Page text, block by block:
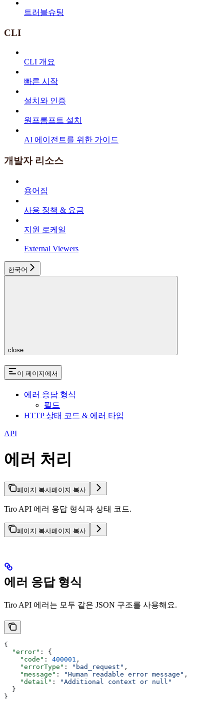
트러블슈팅
CLI
CLI 개요
빠른 시작
설치와 인증
원프롬프트 설치
AI 에이전트를 위한 가이드
개발자 리소스
용어집
사용 정책 & 요금
지원 로케일
External Viewers
한국어
close
이 페이지에서
에러 응답 형식
필드
HTTP 상태 코드 & 에러 타입
API
에러 처리
페이지 복사페이지 복사
Tiro API 에러 응답 형식과 상태 코드.
페이지 복사페이지 복사
에러 응답 형식
Tiro API 에러는 모두 같은 JSON 구조를 사용해요.
{
  "error"
: {
    "code"
: 400001 ,
    "errorType"
: "bad_request" ,
    "message"
: "Human readable error message" ,
    "detail"
:
"Additional context or null"
  }
}